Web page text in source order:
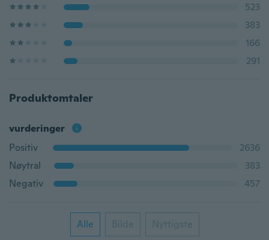
523
383
166
291
Produktomtaler
vurderinger
Positiv
2636
Nøytral
383
Negativ
457
Alle Bilde Nyttigste